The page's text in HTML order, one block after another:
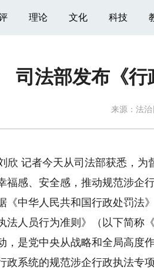
理论 文化 科技
司法部发布《
来源： 法治
记者今天从司法部获悉，为
福感、安全感，推动规范涉企
《中华人民共和国行政处罚法
人员行为准则》（以下简称
是党中央从战略和全局高度
政系统的规范涉企行政执法专